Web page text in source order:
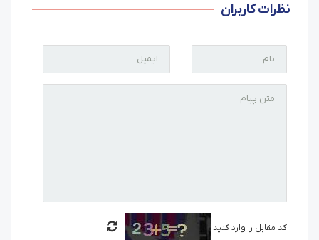
نظرات کاربران
کد مقابل را وارد کنید